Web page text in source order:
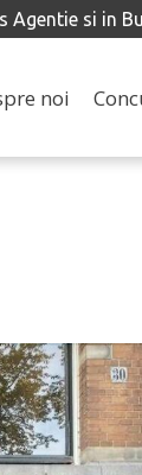
Agentie si in
noi